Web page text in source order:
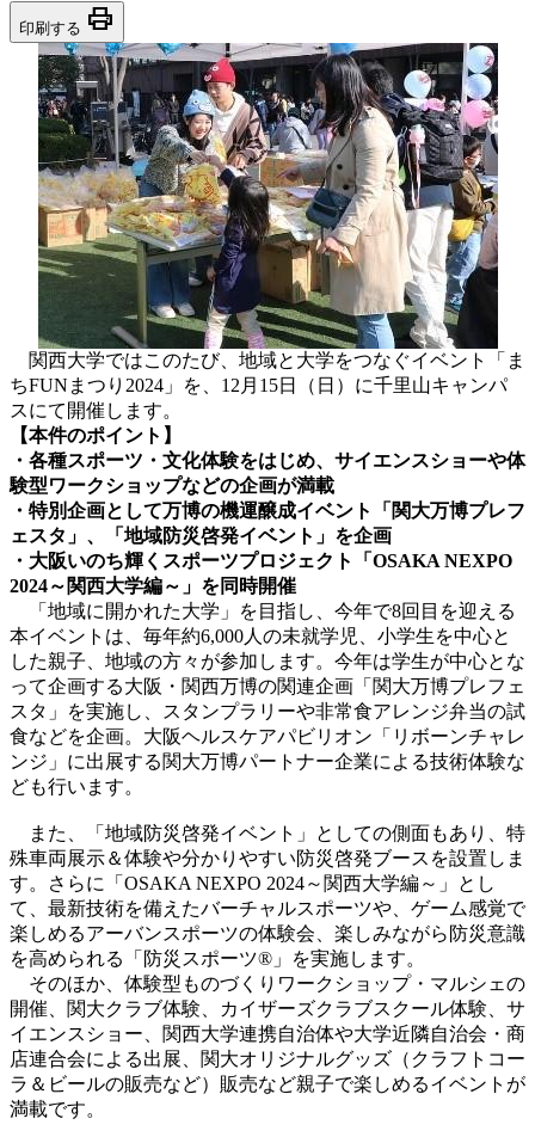
印刷する print
関西大学ではこのたび、地域と大学をつなぐイベント「ま
ちFUNまつり2024」を、12月15日（日）に千里山キャンパ
スにて開催します。
【本件のポイント】
・各種スポーツ・文化体験をはじめ、サイエンスショーや体
験型ワークショップなどの企画が満載
・特別企画として万博の機運醸成イベント「関大万博プレフ
ェスタ」、「地域防災啓発イベント」を企画
・大阪いのち輝くスポーツプロジェクト「OSAKA NEXPO
2024～関西大学編～」を同時開催
「地域に開かれた大学」を目指し、今年で8回目を迎える
本イベントは、毎年約6,000人の未就学児、小学生を中心と
した親子、地域の方々が参加します。今年は学生が中心とな
って企画する大阪・関西万博の関連企画「関大万博プレフェ
スタ」を実施し、スタンプラリーや非常食アレンジ弁当の試
食などを企画。大阪ヘルスケアパビリオン「リボーンチャレ
ンジ」に出展する関大万博パートナー企業による技術体験な
ども行います。
また、「地域防災啓発イベント」としての側面もあり、特
殊車両展示＆体験や分かりやすい防災啓発ブースを設置しま
す。さらに「OSAKA NEXPO 2024～関西大学編～」とし
て、最新技術を備えたバーチャルスポーツや、ゲーム感覚で
楽しめるアーバンスポーツの体験会、楽しみながら防災意識
を高められる「防災スポーツ®」を実施します。
そのほか、体験型ものづくりワークショップ・マルシェの
開催、関大クラブ体験、カイザーズクラブスクール体験、サ
イエンスショー、関西大学連携自治体や大学近隣自治会・商
店連合会による出展、関大オリジナルグッズ（クラフトコー
ラ＆ビールの販売など）販売など親子で楽しめるイベントが
満載です。